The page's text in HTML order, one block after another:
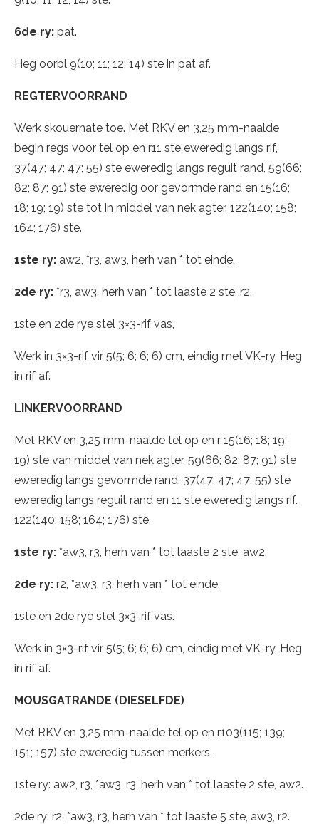
6de ry: pat.
Heg oorbl 9(10; 11; 12; 14) ste in pat af.
REGTERVOORRAND
Werk skouernate toe. Met RKV en 3,25 mm-naalde
begin regs voor tel op en r11 ste eweredig langs rif,
37(47; 47; 47; 55) ste eweredig langs reguit rand, 59(66;
82; 87; 91) ste eweredig oor gevormde rand en 15(16;
18; 19; 19) ste tot in middel van nek agter. 122(140; 158;
164; 176) ste.
1ste ry: aw2, *r3, aw3, herh van * tot einde.
2de ry: *r3, aw3, herh van * tot laaste 2 ste, r2.
1ste en 2de rye stel 3×3-rif vas,
Werk in 3×3-rif vir 5(5; 6; 6; 6) cm, eindig met VK-ry. Heg
in rif af.
LINKERVOORRAND
Met RKV en 3,25 mm-naalde tel op en r 15(16; 18; 19;
19) ste van middel van nek agter, 59(66; 82; 87; 91) ste
eweredig langs gevormde rand, 37(47; 47; 47; 55) ste
eweredig langs reguit rand en 11 ste eweredig langs rif.
122(140; 158; 164; 176) ste.
1ste ry: *aw3, r3, herh van * tot laaste 2 ste, aw2.
2de ry: r2, *aw3, r3, herh van * tot einde.
1ste en 2de rye stel 3×3-rif vas.
Werk in 3×3-rif vir 5(5; 6; 6; 6) cm, eindig met VK-ry. Heg
in rif af.
MOUSGATRANDE (DIESELFDE)
Met RKV en 3,25 mm-naalde tel op en r103(115; 139;
151; 157) ste eweredig tussen merkers.
1ste ry: aw2, r3, *aw3, r3, herh van * tot laaste 2 ste, aw2.
2de ry: r2, *aw3, r3, herh van * tot laaste 5 ste, aw3, r2.